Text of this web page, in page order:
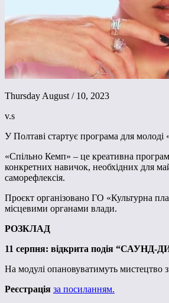
Thursday August / 10, 2023
v.s
У Полтаві стартує програма для
«Спільно Кемп» – це креативна
конкретних навичок, необхідних для
саморефлексія.
Проєкт організовано ГО «Культурна
місцевими органами влади.
РОЗКЛАД
11 серпня: відкрита подія “САУНД-
На модулі опановуватимуть мистецтво
Реєстрація за посиланням.